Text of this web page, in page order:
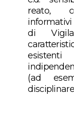
reato,
di
(ad